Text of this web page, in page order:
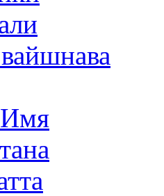
Имя